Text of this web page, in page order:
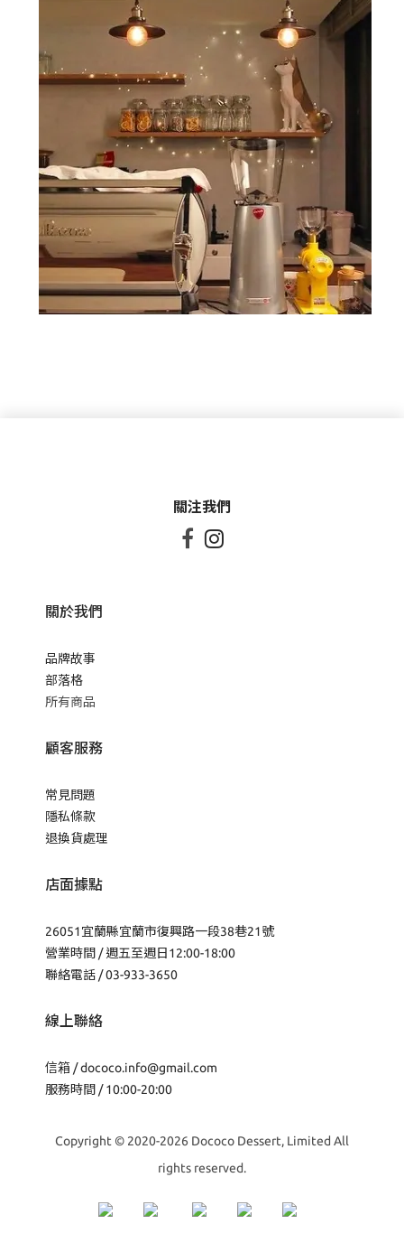
關注我們
 
關於我們
品牌故事
部落格
所有商品
顧客服務
常見問題
隱私條款
退換貨處理
店面據點
26051宜蘭縣宜蘭市復興路一段38巷21號
營業時間 / 週五至週日12:00-18:00
聯絡電話 / 03-933-3650
線上聯絡
信箱 /dococo.info@gmail.com
服務時間 / 10:00-20:00
Copyright © 2020-2026 Dococo Dessert, Limited All
rights reserved.